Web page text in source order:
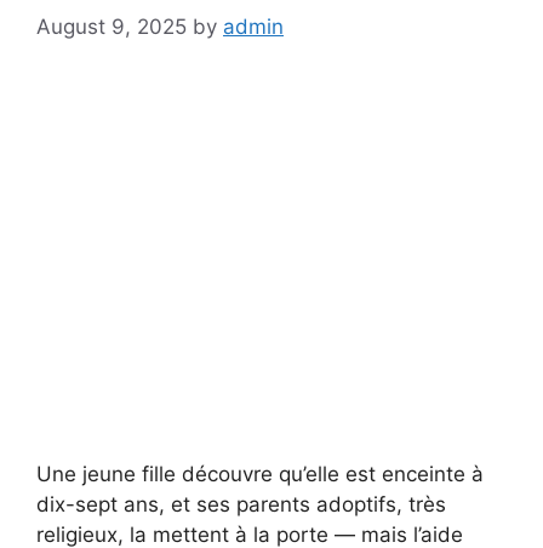
August 9, 2025 by admin
Une jeune fille découvre qu’elle est enceinte à
dix-sept ans, et ses parents adoptifs, très
religieux, la mettent à la porte — mais l’aide